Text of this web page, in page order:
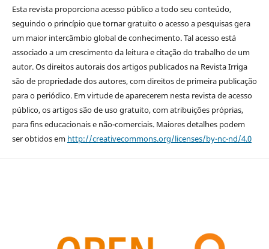
Esta revista proporciona acesso público a todo seu conteúdo,
seguindo o princípio que tornar gratuito o acesso a pesquisas gera
um maior intercâmbio global de conhecimento. Tal acesso está
associado a um crescimento da leitura e citação do trabalho de um
autor. Os direitos autorais dos artigos publicados na Revista Irriga
são de propriedade dos autores, com direitos de primeira publicação
para o periódico. Em virtude de aparecerem nesta revista de acesso
público, os artigos são de uso gratuito, com atribuições próprias,
para fins educacionais e não-comerciais. Maiores detalhes podem
ser obtidos em http://creativecommons.org/licenses/by-nc-nd/4.0